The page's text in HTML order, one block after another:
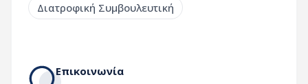
Διατροφική Συμβουλευτική
Επικοινωνία